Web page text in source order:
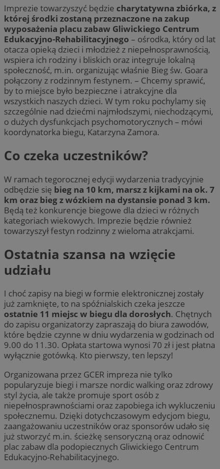
Imprezie towarzyszyć będzie charytatywna zbiórka, z
której środki zostaną przeznaczone na zakup
wyposażenia placu zabaw Gliwickiego Centrum
Edukacyjno-Rehabilitacyjnego – ośrodka, który od lat
otacza opieką dzieci i młodzież z niepełnosprawnością,
wspiera ich rodziny i bliskich oraz integruje lokalną
społeczność, m.in. organizując właśnie Bieg św. Goara
połączony z rodzinnym festynem. – Chcemy sprawić,
by to miejsce było bezpieczne i atrakcyjne dla
wszystkich naszych dzieci. W tym roku pochylamy się
szczególnie nad dziećmi najmłodszymi, niechodzącymi,
o dużych dysfunkcjach psychomotorycznych – mówi
koordynatorka biegu, Katarzyna Zamora.
Co czeka uczestników?
W ramach tegorocznej edycji wydarzenia tradycyjnie
odbędzie się bieg na 10 km, marsz z kijkami na ok. 7
km oraz bieg z wózkiem na dystansie ponad 3 km.
Będą też konkurencje biegowe dla dzieci w różnych
kategoriach wiekowych. Imprezie będzie również
towarzyszył festyn rodzinny z wieloma atrakcjami.
Ostatnia szansa na wzięcie
udziału
I choć zapisy na biegi w formie elektronicznej zostały
już zamknięte, to na spóźnialskich czeka jeszcze
ostatnie 11 miejsc w biegu dla dorosłych. Chętnych
do zapisu organizatorzy zapraszają do biura zawodów,
które będzie czynne w dniu wydarzenia w godzinach od
9.00 do 11.30. Opłata startowa wynosi 70 zł i jest płatna
wyłącznie gotówką. Kto pierwszy, ten lepszy!
Organizowana przez GCER impreza nie tylko
popularyzuje biegi i marsze nordic walking oraz zdrowy
styl życia, ale także promuje sport osób z
niepełnosprawnościami oraz zapobiega ich wykluczeniu
społecznemu. Dzięki dotychczasowym edycjom biegu,
zaangażowaniu uczestników oraz sponsorów udało się
już stworzyć m.in. ścieżkę sensoryczną oraz odnowić
plac zabaw dla podopiecznych Gliwickiego Centrum
Edukacyjno-Rehabilitacyjnego.